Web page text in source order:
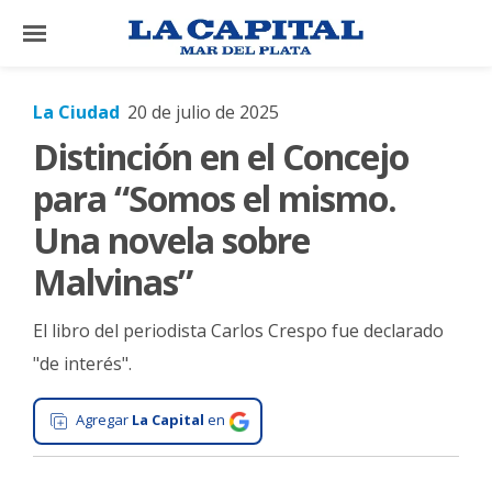
×
El
El
Mundo
La
Cultura
Tecnología
Gastronomía
La Ciudad 20 de julio de 2025
Distinción en el Concejo
para “Somos el mismo.
Una novela sobre
Malvinas”
El libro del periodista Carlos Crespo fue declarado
"de interés".
Agregar La Capital en